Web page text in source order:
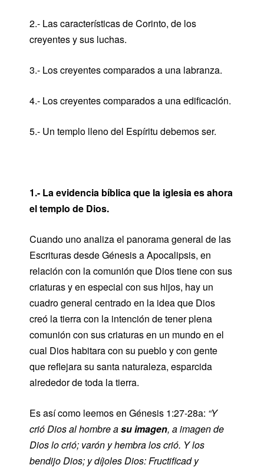
2.- Las características de Corinto, de los
creyentes y sus luchas.
3.- Los creyentes comparados a una labranza.
4.- Los creyentes comparados a una edificación.
5.- Un templo lleno del Espíritu debemos ser.
1.- La evidencia bíblica que la iglesia es ahora
el templo de Dios.
Cuando uno analiza el panorama general de las
Escrituras desde Génesis a Apocalipsis, en
relación con la comunión que Dios tiene con sus
criaturas y en especial con sus hijos, hay un
cuadro general centrado en la idea que Dios
creó la tierra con la intención de tener plena
comunión con sus criaturas en un mundo en el
cual Dios habitara con su pueblo y con gente
que reflejara su santa naturaleza, esparcida
alrededor de toda la tierra.
Es así como leemos en Génesis 1:27-28a: “Y
crió Dios al hombre asu imagen, a imagen de
Dios lo crió; varón y hembra los crió. Y los
bendijo Dios; y díjoles Dios: Fructificad y